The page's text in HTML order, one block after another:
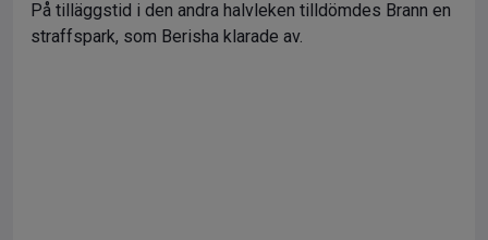
På tilläggstid i den andra halvleken tilldömdes Brann en
straffspark, som Berisha klarade av.